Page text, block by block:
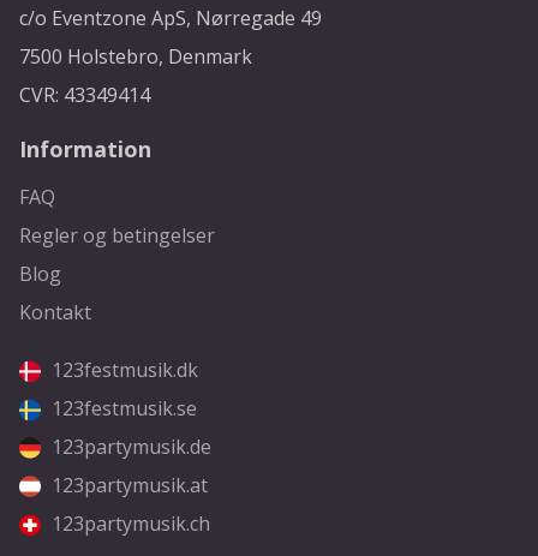
c/o Eventzone ApS, Nørregade 49
7500 Holstebro, Denmark
CVR: 43349414
Information
FAQ
Regler og betingelser
Blog
Kontakt
123festmusik.dk
123festmusik.se
123partymusik.de
123partymusik.at
123partymusik.ch